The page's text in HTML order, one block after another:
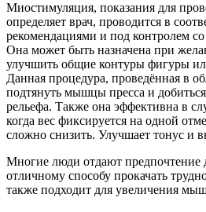
Миостимуляция, показания для
определяет врач, проводится в
рекомендациями и под контролем
Она может быть назначена при
улучшить общие контуры фигуры
Данная процедура, проведённая в
подтянуть мышцы пресса и
рельефа. Также она эффективна в
когда вес фиксируется на одной
сложно снизить. Улучшает тонус и
Многие люди отдают предпочтение
отличному способу прокачать
также подходит для увеличения